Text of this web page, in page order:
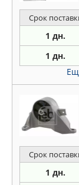
Срок
1 дн.
1 дн.
Срок
1 дн.